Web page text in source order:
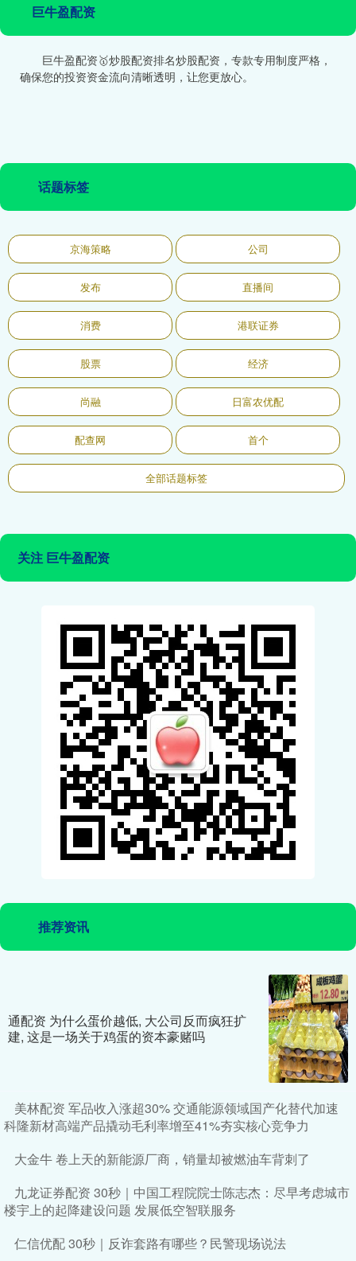
巨牛盈配资
巨牛盈配资🥇炒股配资排名炒股配资，专款专用制度严格，
确保您的投资资金流向清晰透明，让您更放心。
话题标签
京海策略 公司
发布 直播间
消费 港联证券
股票 经济
尚融 日富农优配
配查网 首个
全部话题标签
关注 巨牛盈配资
推荐资讯
通配资 为什么蛋价越低, 大公司反而疯狂扩
建, 这是一场关于鸡蛋的资本豪赌吗
美林配资 军品收入涨超30% 交通能源领域国产化替代加速
科隆新材高端产品撬动毛利率增至41%夯实核心竞争力
大金牛 卷上天的新能源厂商，销量却被燃油车背刺了
九龙证券配资 30秒｜中国工程院院士陈志杰：尽早考虑城市
楼宇上的起降建设问题 发展低空智联服务
仁信优配 30秒｜反诈套路有哪些？民警现场说法